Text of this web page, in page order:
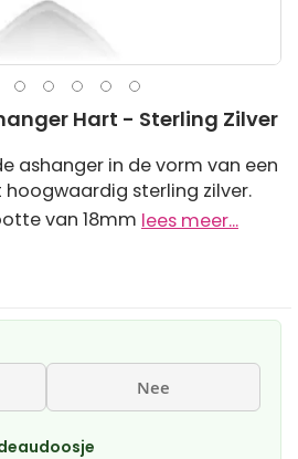
Hart - Sterling Zilver
ashanger in de vorm van een
sterling zilver.
van 18mm lees meer...
Nee